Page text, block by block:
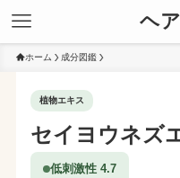
ヘ
ホーム 成分図鑑
植物エキス
セイヨウネズ
低刺激性 4.7